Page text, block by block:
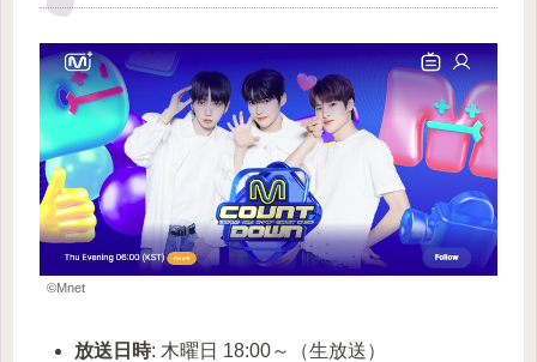
©Mnet
放送日時: 木曜日 18:00～（生放送）